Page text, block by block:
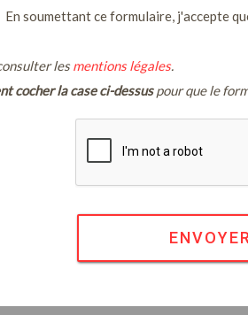
En soumettant ce formulaire, j'accepte
lesmentions légales.
cocher la case ci-dessuspour que le